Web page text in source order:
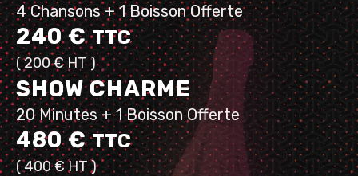
4 Chansons + 1 Boisson Offerte
240 €TTC
( 200 €HT)
SHOW CHARME
20 Minutes + 1 Boisson Offerte
480 €TTC
( 400 €HT)